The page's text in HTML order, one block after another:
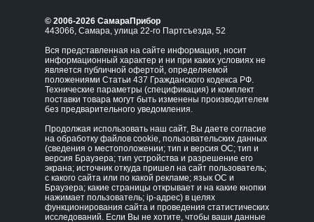
© 2006-2026 СамараПрибор
443066, Самара, улица 22-го Партсъезда, 52
Вся представленная на сайте информация, носит
информационный характер и ни при каких условиях не
является публичной офертой, определяемой
положениями Статьи 437 Гражданского кодекса РФ.
Технические параметры (спецификация) и комплект
поставки товара могут быть изменены производителем
без предварительного уведомления.
Продолжая использовать наш сайт, Вы даете согласие
на обработку файлов cookie, пользовательских данных
(сведения о местоположении; тип и версия ОС; тип и
версия Браузера; тип устройства и разрешение его
экрана; источник откуда пришел на сайт пользователь;
с какого сайта или по какой рекламе; язык ОС и
Браузера; какие страницы открывает и на какие кнопки
нажимает пользователь; ip-адрес) в целях
функционирования сайта и проведения статистических
исследований. Если Вы не хотите, чтобы ваши данные